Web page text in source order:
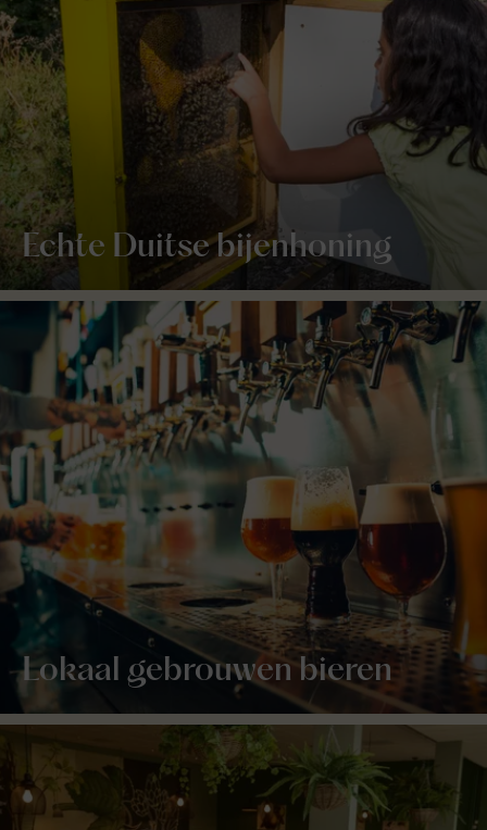
Echte Duitse bijenhoning
Lokaal gebrouwen bieren